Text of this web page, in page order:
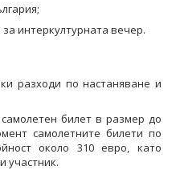
интеркултурната вечер.
разходи по настаняване и
билет в размер до
самолетните билети по
около 310 евро, като
участник.